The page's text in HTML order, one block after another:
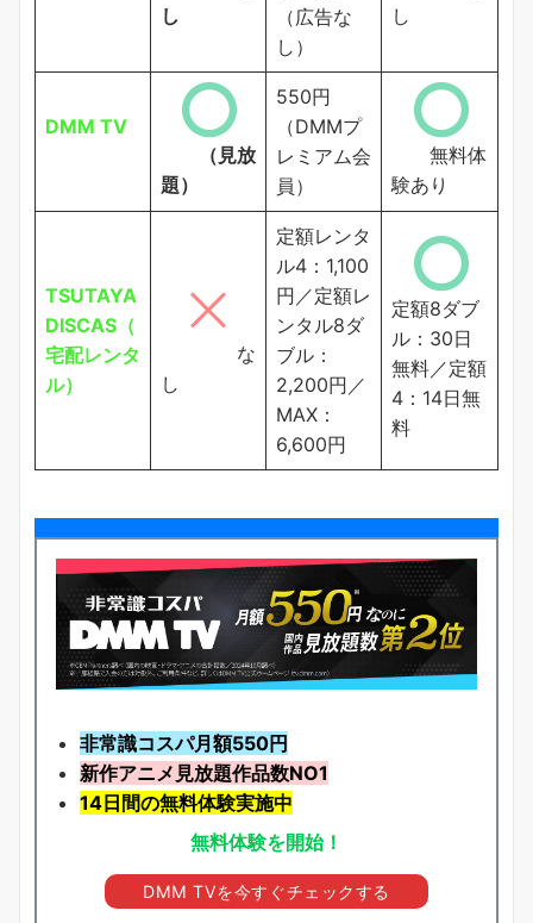
し
（広告な
し）
し
DMM TV
（見放
題）
550円
（DMMプ
レミアム会
員）
無料体
験あり
TSUTAYA
DISCAS（
宅配レンタ
ル）
な
し
定額レンタ
ル4：1,100
円／定額レ
ンタル8ダ
ブル：
2,200円／
MAX：
6,600円
定額8ダブ
ル：30日
無料／定額
4：14日無
料
非常識コスパ月額550円
新作アニメ見放題作品数NO1
14日間の無料体験実施中
無料体験を開始！
DMM TVを今すぐチェックする